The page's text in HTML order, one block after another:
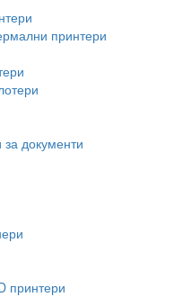
принтери
документи
принтери